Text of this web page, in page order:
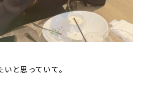
いと思っていて。